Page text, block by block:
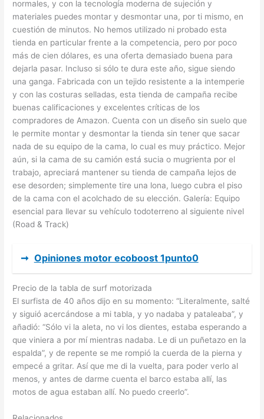
normales, y con la tecnología moderna de sujeción y
materiales puedes montar y desmontar una, por ti mismo, en
cuestión de minutos. No hemos utilizado ni probado esta
tienda en particular frente a la competencia, pero por poco
más de cien dólares, es una oferta demasiado buena para
dejarla pasar. Incluso si sólo te dura este año, sigue siendo
una ganga. Fabricada con un tejido resistente a la intemperie
y con las costuras selladas, esta tienda de campaña recibe
buenas calificaciones y excelentes críticas de los
compradores de Amazon. Cuenta con un diseño sin suelo que
le permite montar y desmontar la tienda sin tener que sacar
nada de su equipo de la cama, lo cual es muy práctico. Mejor
aún, si la cama de su camión está sucia o mugrienta por el
trabajo, apreciará mantener su tienda de campaña lejos de
ese desorden; simplemente tire una lona, luego cubra el piso
de la cama con el acolchado de su elección. Galería: Equipo
esencial para llevar su vehículo todoterreno al siguiente nivel
(Road & Track)
➞ Opiniones motor ecoboost 1punto0
Precio de la tabla de surf motorizada
El surfista de 40 años dijo en su momento: “Literalmente, salté
y siguió acercándose a mi tabla, y yo nadaba y pataleaba”, y
añadió: “Sólo vi la aleta, no vi los dientes, estaba esperando a
que viniera a por mí mientras nadaba. Le di un puñetazo en la
espalda”, y de repente se me rompió la cuerda de la pierna y
empecé a gritar. Así que me di la vuelta, para poder verlo al
menos, y antes de darme cuenta el barco estaba allí, las
motos de agua estaban allí. No puedo creerlo”.